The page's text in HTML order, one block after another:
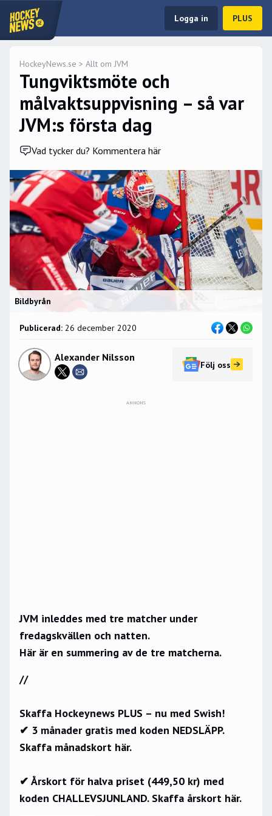
Logga in PLUS
HockeyNews.se > Allt om JVM
Tungviktsmöte och
målvaktsuppvisning – så var
JVM:s första dag
Vad tycker du? Kommentera här
Bildbyrån
Publicerad: 26 december 2020
Alexander Nilsson
Följ oss
ANNONS
JVM inleddes med tre matcher under
fredagskvällen och natten.
Här är en summering av de tre matcherna.
//
Skaffa Hockeynews PLUS – nu med Swish!
✔ 3 månader gratis med koden NEDSLÄPP.
Skaffa månadskort här.
✔ Årskort för halva priset (449,50 kr) med
koden CHALLEVSJUNLAND. Skaffa årskort här.